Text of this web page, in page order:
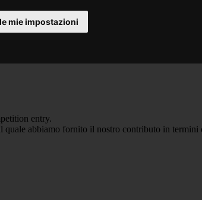
mie impostazioni
entry.
abbiamo fornito il nostro contributo in termini